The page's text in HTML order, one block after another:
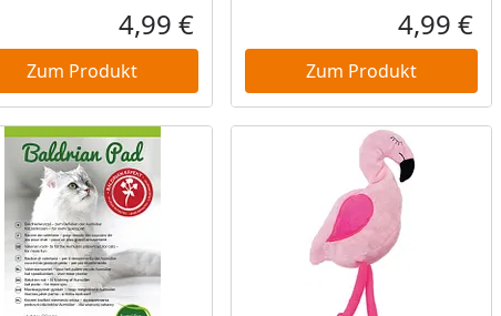
Aktueller Preis
4,99 €
Zum Produkt
4,99 €
Zum Produkt